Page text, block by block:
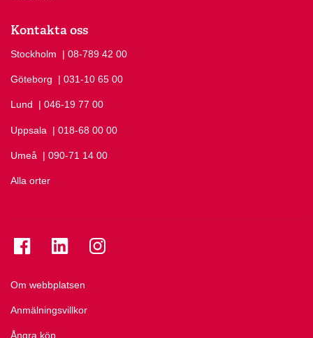
Kontakta oss
Stockholm Ring Stockholm på
| 08-789 42 00
Göteborg Ring Göteborg på
| 031-10 65 00
Lund Ring Lund på
| 046-19 77 00
Uppsala Ring Uppsala på
| 018-68 00 00
Umeå Ring Umeå på
| 090-71 14 00
Alla orter
Om webbplatsen
Anmälningsvillkor
Ångra köp
Se folkuniversitetet på Facebook
Se folkuniversitetet på LinkedIn